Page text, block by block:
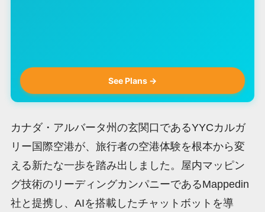
See Plans →
カナダ・アルバータ州の玄関口であるYYCカルガ
リー国際空港が、旅行者の空港体験を根本から変
える新たな一歩を踏み出しました。屋内マッピン
グ技術のリーディングカンパニーであるMappedin
社と提携し、AIを搭載したチャットボットを導